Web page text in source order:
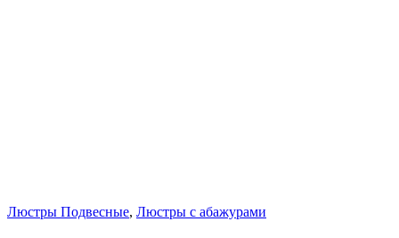
Люстры Подвесные, Люстры с абажурами